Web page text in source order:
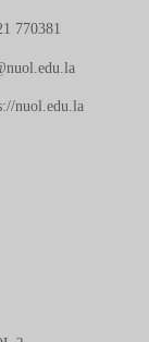
770381
nuol.edu.la